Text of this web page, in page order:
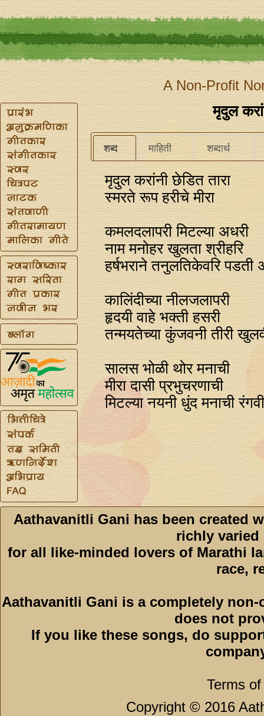
A Non-Profit
मृदुल
शब्द माहिती शब्दार्थ
मृदुल करांनी छेडित तारा
स्मरते रूप हरीचे मीरा
कमलदलापरी मिटल्या अधरी
नाम मनोहर खुलता श्रीहरि
हर्षभराने तनुलतिकेवरि पडती
कालिंदीच्या नीलजलापरी
हृदयी वाहे भक्ती हसरी
तन्मयतेच्या कुंजवनी तीरी
सालस भोळी थोर मनाची
मीरा दासी प्रभुचरणाची
मिटल्या नयनी धुंद मनाची
Aathavanitli Gani has been created
richly varied
for all like-minded lovers of Marathi
race,
Aathavanitli Gani is a completely
does not
If you like these songs, do
Terms
Copyright © 2016